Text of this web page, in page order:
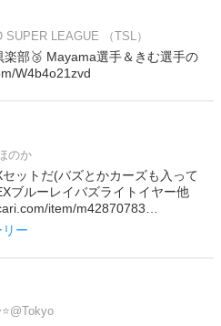
SUPER LEAGUE （TSL）
部🥉 Mayama選手＆きむ選手の
W4b4o21zvd
のか
ットだ(バズとかカーズも入って
ブルーレイバズライトイヤー他
item/m42870783…
ー